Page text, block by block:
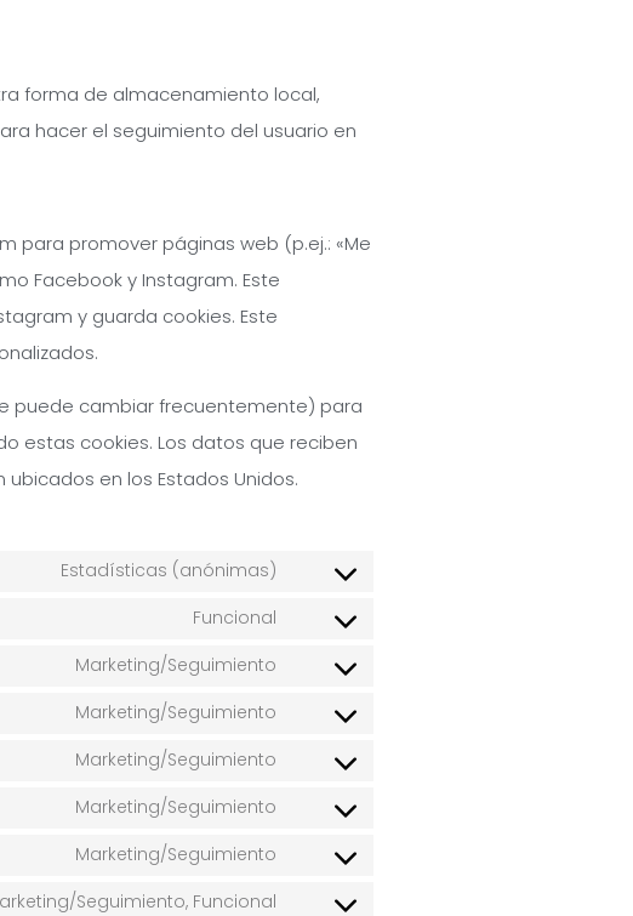
forma de almacenamiento local,
hacer el seguimiento del usuario en
para promover páginas web (p.ej.: «Me
Facebook y Instagram. Este
y guarda cookies. Este
puede cambiar frecuentemente) para
estas cookies. Los datos que reciben
en los Estados Unidos.
Estadísticas (anónimas)
Funcional
Marketing/Seguimiento
Marketing/Seguimiento
Marketing/Seguimiento
Marketing/Seguimiento
Marketing/Seguimiento
Seguimiento, Funcional